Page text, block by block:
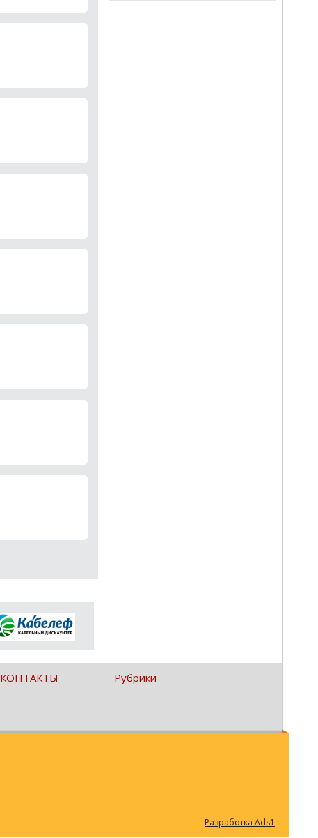
КОНТАКТЫ Рубрики
Разработка Ads1